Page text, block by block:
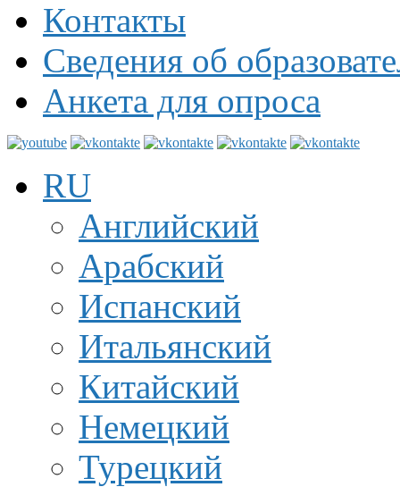
Контакты
Сведения об
Анкета для опроса
RU
Английский
Арабский
Испанский
Итальянский
Китайский
Немецкий
Турецкий